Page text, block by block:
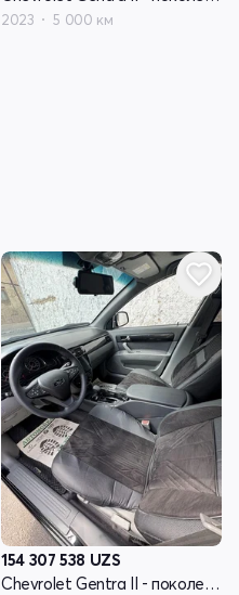
2023 5 000 км
154 307 538 UZS
Chevrolet Gentra II - поколение